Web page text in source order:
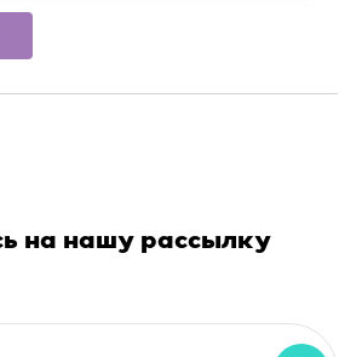
на нашу рассылку